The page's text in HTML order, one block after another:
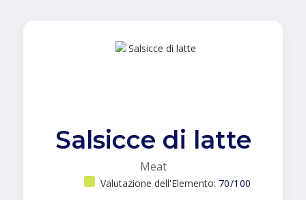
Salsicce di latte
Meat
Valutazione dell'Elemento: 70/100